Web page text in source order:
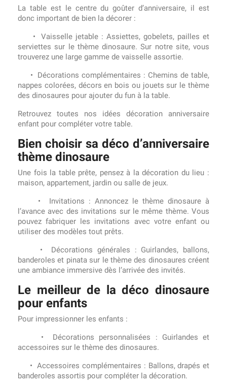
La table est le centre du goûter d’anniversaire, il est
donc important de bien la décorer :
• Vaisselle jetable : Assiettes, gobelets, pailles et
serviettes sur le thème dinosaure. Sur notre site, vous
trouverez une large gamme de vaisselle assortie.
• Décorations complémentaires : Chemins de table,
nappes colorées, décors en bois ou jouets sur le thème
des dinosaures pour ajouter du fun à la table.
Retrouvez toutes nos idées décoration anniversaire
enfant pour compléter votre table.
Bien choisir sa déco d’anniversaire
thème dinosaure
Une fois la table prête, pensez à la décoration du lieu :
maison, appartement, jardin ou salle de jeux.
• Invitations : Annoncez le thème dinosaure à
l’avance avec des invitations sur le même thème. Vous
pouvez fabriquer les invitations avec votre enfant ou
utiliser des modèles tout prêts.
• Décorations générales : Guirlandes, ballons,
banderoles et pinata sur le thème des dinosaures créent
une ambiance immersive dès l’arrivée des invités.
Le meilleur de la déco dinosaure
pour enfants
Pour impressionner les enfants :
• Décorations personnalisées : Guirlandes et
accessoires sur le thème des dinosaures.
• Accessoires complémentaires : Ballons, drapés et
banderoles assortis pour compléter la décoration.